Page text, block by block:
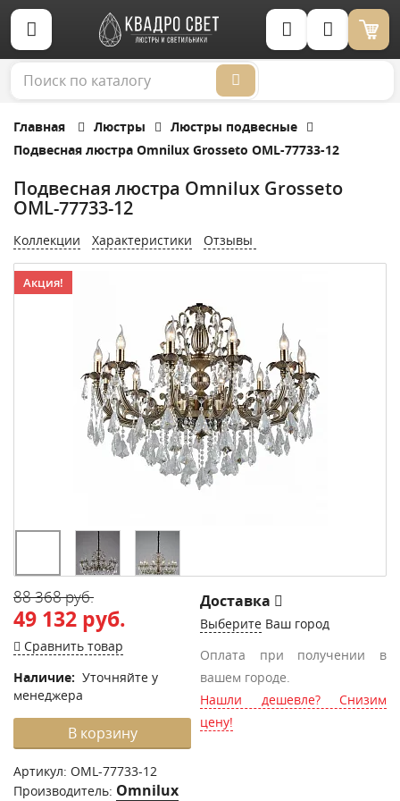
Корзина (0)
Главная Люстры
Люстры подвесные
Подвесная люстра Omnilux Grosseto OML-77733-12
Подвесная люстра Omnilux Grosseto
OML-77733-12
Коллекции Характеристики Отзывы
Акция!
88 368 руб.
49 132 руб.
Сравнить товар
Наличие: Уточняйте у
менеджера
В корзину
Артикул: OML-77733-12
Производитель: Omnilux
Доставка
Выберите Ваш город
Оплата при получении в
вашем городе.
Нашли дешевле? Снизим
цену!